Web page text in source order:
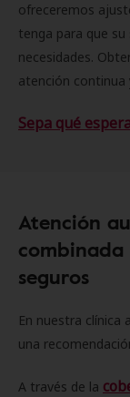
ofreceremos
tenga para que
necesidades.
atención continua
Sepa qué
Atención
seguros
En nuestra clínica
una
A través de la